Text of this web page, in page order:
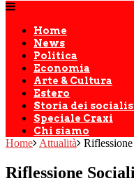
Home
News
Politica
Economia
Arte & Cultura
Estero
Storia dei
Speciale Craxi
Chi siamo
Home Attualità
Riflessione